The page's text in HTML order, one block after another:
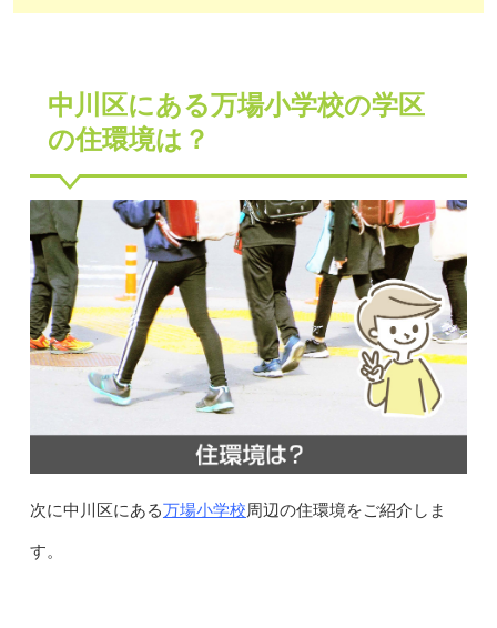
中川区にある万場小学校の学区
の住環境は？
次に中川区にある万場小学校周辺の住環境をご紹介しま
す。